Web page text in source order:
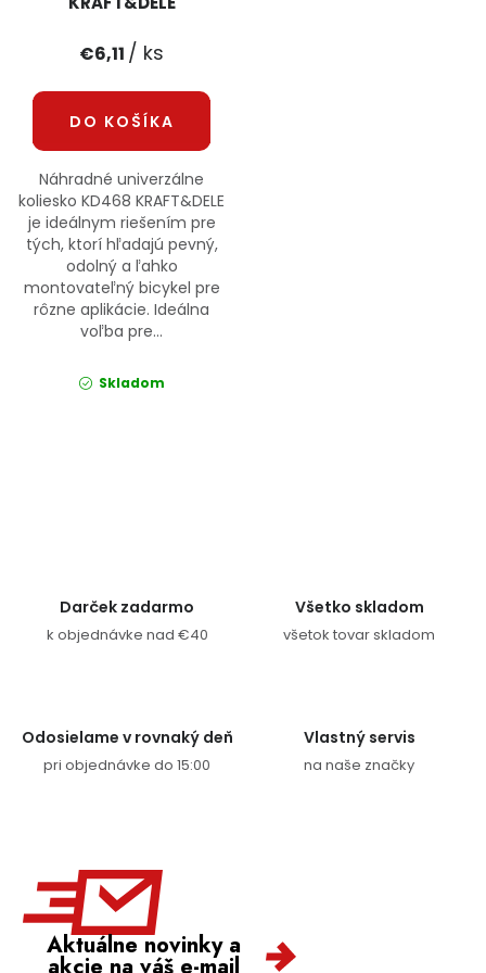
Reklamačný formulár
Obchodné podmienky
Podmienky ochrany osobných údajov
Přihlášení
€6,11 / ks
DO KOŠÍKA
Náhradné univerzálne
koliesko KD468 KRAFT&DELE
je ideálnym riešením pre
tých, ktorí hľadajú pevný,
odolný a ľahko
montovateľný bicykel pre
rôzne aplikácie. Ideálna
voľba pre...
Skladom
Darček zadarmo
k objednávke nad €40
Všetko skladom
všetok tovar skladom
Odosielame v rovnaký deň
pri objednávke do 15:00
Vlastný servis
na naše značky
Aktuálne novinky a